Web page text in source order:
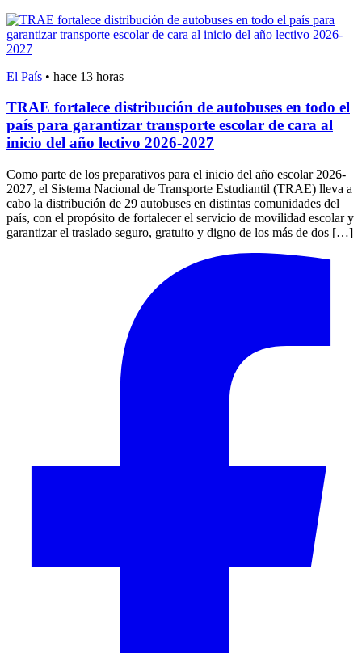
El País • hace 13 horas
TRAE fortalece distribución de autobuses en todo el
país para garantizar transporte escolar de cara al
inicio del año lectivo 2026-2027
Como parte de los preparativos para el inicio del año escolar 2026-
2027, el Sistema Nacional de Transporte Estudiantil (TRAE) lleva a
cabo la distribución de 29 autobuses en distintas comunidades del
país, con el propósito de fortalecer el servicio de movilidad escolar y
garantizar el traslado seguro, gratuito y digno de los más de dos […]